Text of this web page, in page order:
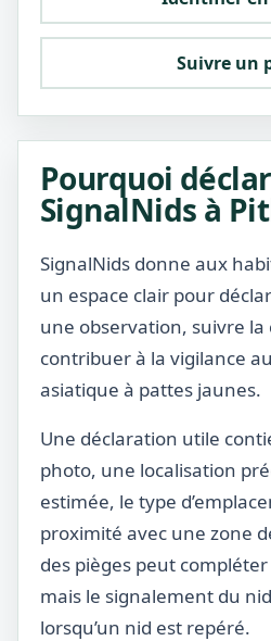
Suivre un
Pourquoi
SignalNids à
SignalNids donne aux
un espace clair pour
une observation, suivre la
contribuer à la vigilance
asiatique à pattes jaunes.
Une déclaration utile
photo, une localisation
estimée, le type
proximité avec une zone
des pièges peut
mais le signalement du
lorsqu’un nid est repéré.